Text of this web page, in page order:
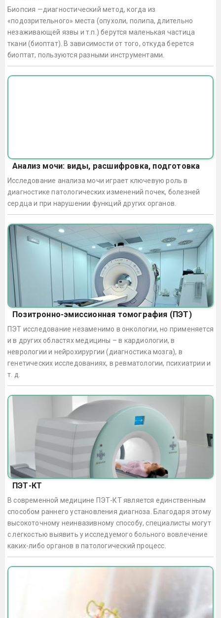
Биопсия —диагностический метод, когда из
«подозрительного» места (опухоли, полипа, длительно
незаживающей язвы и т.п.) берутся маленькая частица
ткани (биоптат). В зависимости от того, откуда берется
биоптат, пользуются разными инструментами.
Анализ мочи: виды, расшифровка, подготовка
Исследование анализа мочи играет ключевую роль в
диагностике патологических изменений почек, болезней
сердца и при нарушении функций других органов.
Позитронно-эмиссионная томография (ПЭТ)
ПЭТ исследование незаменимо в онкологии, но применяется
и в других областях медицины – в кардиологии, в
неврологии и нейрохирургии (диагностика мозга), в
генетических исследованиях, в ревматологии, психиатрии и
т. д.
ПЭТ-КТ
В современной медицине ПЭТ-КТ является единственным
способом раннего установления диагноза. Благодаря этому
высокоточному неинвазивному способу, специалисты могут
с легкостью выявить у исследуемого больного вовлечение
каких-либо органов в патологический процесс.